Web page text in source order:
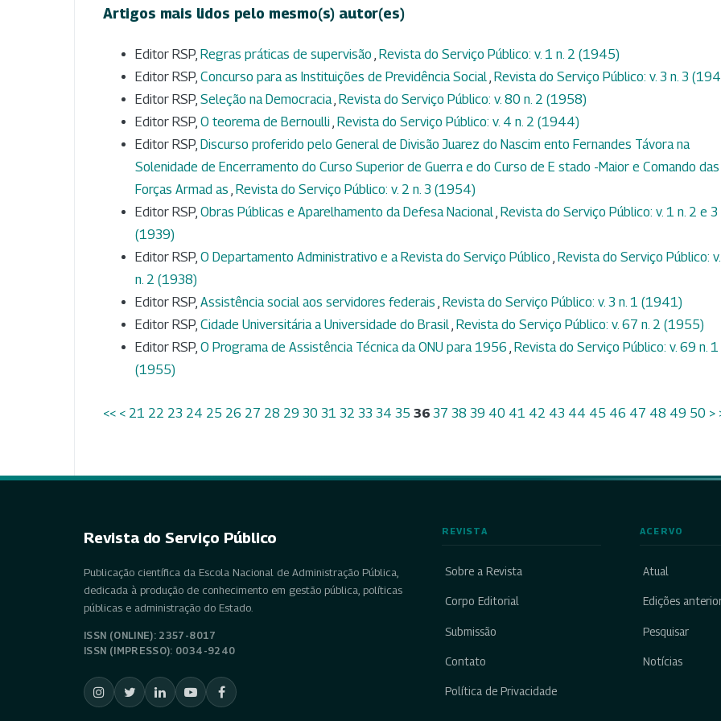
Artigos mais lidos pelo mesmo(s) autor(es)
Editor RSP, Regras práticas de supervisão , Revista do Serviço Público: v. 1 n. 2 (1945)
Editor RSP, Concurso para as Instituições de Previdência Social, Revista do Serviço Público: v. 3 n. 3
Editor RSP, Seleção na Democracia, Revista do Serviço Público: v. 80 n. 2 (1958)
Editor RSP, O teorema de Bernoulli, Revista do Serviço Público: v. 4 n. 2 (1944)
Editor RSP, Discurso proferido pelo General de Divisão Juarez do Nascim ento Fernandes Távora na
Solenidade de Encerramento do Curso Superior de Guerra e do Curso de E stado -Maior e Comando das
Forças Armad as , Revista do Serviço Público: v. 2 n. 3 (1954)
Editor RSP, Obras Públicas e Aparelhamento da Defesa Nacional, Revista do Serviço Público: v. 1 n. 2 e 3
(1939)
Editor RSP, O Departamento Administrativo e a Revista do Serviço Público , Revista do Serviço Público:
n. 2 (1938)
Editor RSP, Assistência social aos servidores federais , Revista do Serviço Público: v. 3 n. 1 (1941)
Editor RSP, Cidade Universitária a Universidade do Brasil, Revista do Serviço Público: v. 67 n. 2 (1955)
Editor RSP, O Programa de Assistência Técnica da ONU para 1956 , Revista do Serviço Público: v. 69 n. 1
(1955)
<< < 21 22 23 24 25 26 27 28 29 30 31 32 33 34 35 36 37 38 39 40 41 42 43 44 45 46 47 48 49 50 >
Revista do Serviço Público
Publicação científica da Escola Nacional de Administração Pública,
dedicada à produção de conhecimento em gestão pública, políticas
públicas e administração do Estado.
ISSN (ONLINE): 2357-8017
ISSN (IMPRESSO): 0034-9240
REVISTA
Sobre a Revista
Corpo Editorial
Submissão
Contato
Política de Privacidade
ACERVO
Atual
Edições
Pesquisar
Notícias